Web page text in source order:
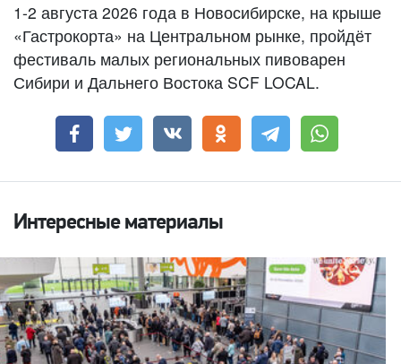
1-2 августа 2026 года в Новосибирске, на крыше
«Гастрокорта» на Центральном рынке, пройдёт
фестиваль малых региональных пивоварен
Сибири и Дальнего Востока SCF LOCAL.
Интересные материалы